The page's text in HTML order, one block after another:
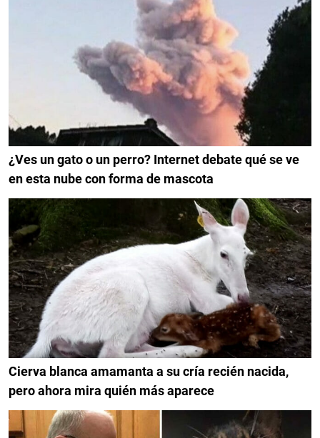
¿Ves un gato o un perro? Internet debate qué se ve
en esta nube con forma de mascota
Cierva blanca amamanta a su cría recién nacida,
pero ahora mira quién más aparece